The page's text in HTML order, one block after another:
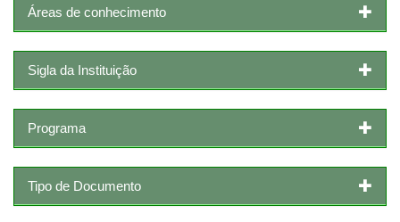
Áreas de conhecimento
Sigla da Instituição
Programa
Tipo de Documento